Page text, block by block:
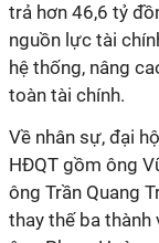
trả hơn 46,6 tỷ
nguồn lực tài
hệ thống, nâng
toàn tài chính.
Về nhân sự, đại
HĐQT gồm ông
ông Trần Quang
thay thế ba